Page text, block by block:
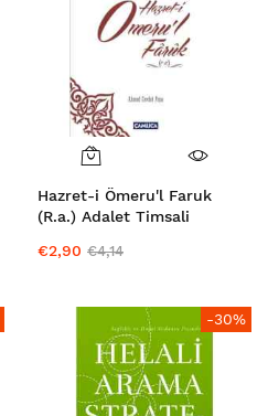
Hazret-i Ömeru'l Faruk
(R.a.) Adalet Timsali
€2,90 €4,14
-30%